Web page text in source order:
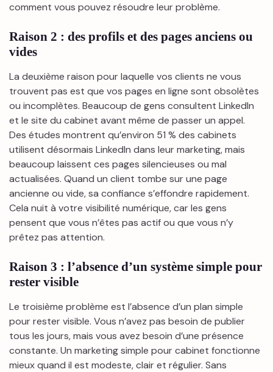
comment vous pouvez résoudre leur problème.
Raison 2 : des profils et des pages anciens ou
vides
La deuxième raison pour laquelle vos clients ne vous
trouvent pas est que vos pages en ligne sont obsolètes
ou incomplètes. Beaucoup de gens consultent LinkedIn
et le site du cabinet avant même de passer un appel.
Des études montrent qu’environ 51 % des cabinets
utilisent désormais LinkedIn dans leur marketing, mais
beaucoup laissent ces pages silencieuses ou mal
actualisées. Quand un client tombe sur une page
ancienne ou vide, sa confiance s’effondre rapidement.
Cela nuit à votre visibilité numérique, car les gens
pensent que vous n’êtes pas actif ou que vous n’y
prêtez pas attention.
Raison 3 : l’absence d’un système simple pour
rester visible
Le troisième problème est l’absence d’un plan simple
pour rester visible. Vous n’avez pas besoin de publier
tous les jours, mais vous avez besoin d’une présence
constante. Un marketing simple pour cabinet fonctionne
mieux quand il est modeste, clair et régulier. Sans